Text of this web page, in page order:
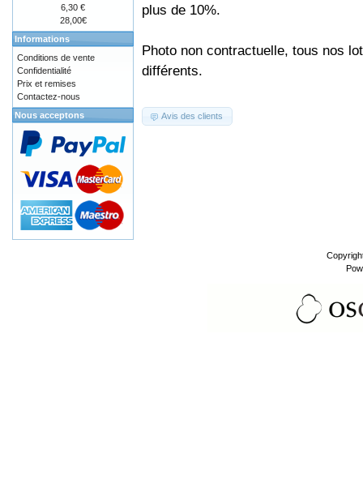
plus de 10%.
Photo non contractuelle, tous nos
différents.
Avis des clients
6,30 €
28,00€
Informations
Conditions de vente
Confidentialité
Prix et remises
Contactez-nous
Nous acceptons